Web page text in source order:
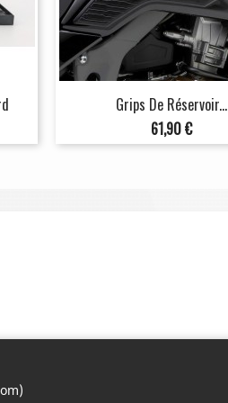
Grips De Réservoir...
Prix
61,90 €